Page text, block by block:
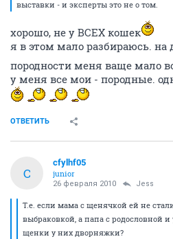
выставки - и эксперты это не о том.
хорошо, не у ВСЕХ кошек
я в этом мало разбираюсь. на
породности меня ваще мало
у меня все мои - породные.
ОТВЕТИТЬ
C
cfylhf05
junior
26 февраля 2010 Jess
Т.е. если мама с щенячкой ей не
выбраковкой, а папа с родословной и
щенки у них дворняжки?